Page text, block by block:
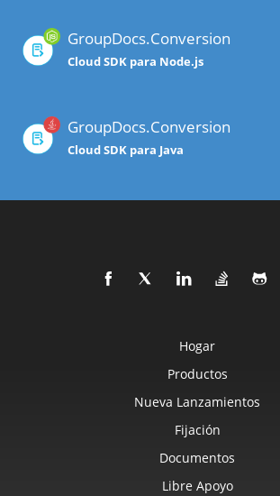
GroupDocs.Conversion
Cloud SDK para Node.js
GroupDocs.Conversion
Cloud SDK para Java
Hogar
Productos
Nueva Lanzamientos
Fijación
Documentos
Libre Apoyo